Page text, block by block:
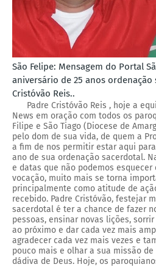
São Felipe: Mensagem do Portal
aniversário de 25 anos ordenação
Cristóvão Reis..
Padre Cristóvão Reis , hoje a
News em oração com todos os
Filipe e São Tiago (Diocese de
pelo dom de sua vida, de quem a
a fim de nos permitir estar aqui
ano de sua ordenação sacerdotal.
e datas que não podemos
vocação, muito mais se torna
principalmente como atitude de
recebido. Padre Cristóvão, festejar
sacerdotal é ter a chance de fazer
pessoas, ensinar novas lições,
ao próximo e dar cada vez mais
agradecer cada vez mais vezes e
pouco mais e olhar a sua missão
dádiva de Deus. Hoje, os